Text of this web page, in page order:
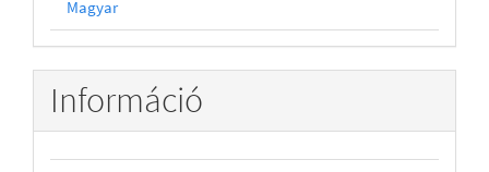
Magyar
Információ